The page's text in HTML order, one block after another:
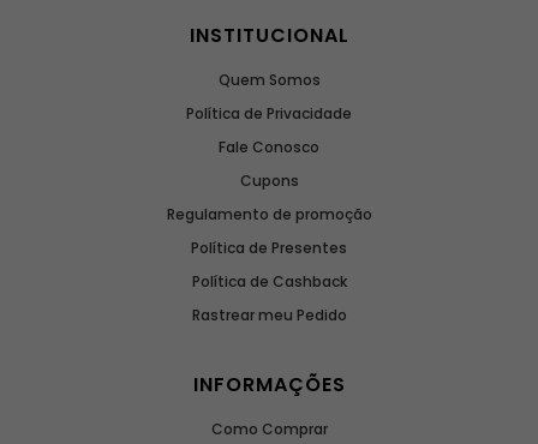
INSTITUCIONAL
Quem Somos
Política de Privacidade
Fale Conosco
Cupons
Regulamento de promoção
Política de Presentes
Política de Cashback
Rastrear meu Pedido
INFORMAÇÕES
Como Comprar